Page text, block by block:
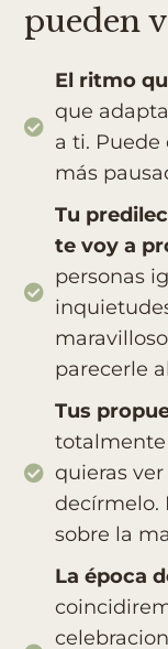
pueden
El ritmo
que
a ti.
más
Tu
te voy a
personas
parecerle
Tus
totalmente
quieras
decírmelo.
sobre la
La época